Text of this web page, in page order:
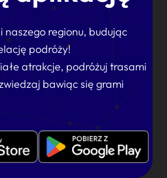
naszego regionu, budując
podróży!
atrakcje, podróżuj trasami
bawiąc się grami